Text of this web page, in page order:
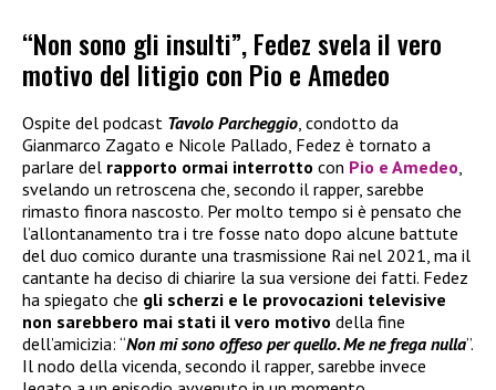
“Non sono gli insulti”, Fedez svela il vero
motivo del litigio con Pio e Amedeo
Ospite del podcast Tavolo Parcheggio , condotto da
Gianmarco Zagato e Nicole Pallado, Fedez è tornato a
parlare del rapporto ormai interrotto con Pio e Amedeo
svelando un retroscena che, secondo il rapper, sarebbe
rimasto finora nascosto. Per molto tempo si è pensato che
l’allontanamento tra i tre fosse nato dopo alcune battute
del duo comico durante una trasmissione Rai nel 2021, ma il
cantante ha deciso di chiarire la sua versione dei fatti. Fedez
ha spiegato che gli scherzi e le provocazioni televisive
non sarebbero mai stati il vero motivo della fine
dell’amicizia: “Non mi sono offeso per quello. Me ne frega nulla”.
Il nodo della vicenda, secondo il rapper, sarebbe invece